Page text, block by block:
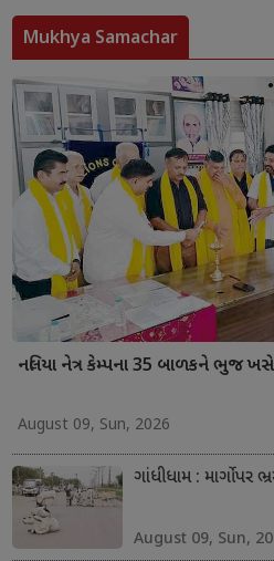
Mukhya Samachar
નલિયા નેત્ર કેમ્પના 35 બાળકને ભુજ
August 09, Sun, 2026
ગાંધીધામ : માર્ગો
August 09, Sun,